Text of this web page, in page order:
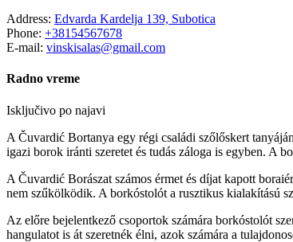
Address: Edvarda Kardelja 139, Subotica
Phone: +38154567678
E-mail: vinskisalas@gmail.com
Radno vreme
Isključivo po najavi
A Čuvardić Bortanya egy régi családi szőlőskert
igazi borok iránti szeretet és tudás záloga is egyben. A
A Čuvardić Borászat számos érmet és díjat kapott
nem szűkölködik. A borkóstolót a rusztikus kialakítású
Az előre bejelentkező csoportok számára borkóstolót
hangulatot is át szeretnék élni, azok számára a